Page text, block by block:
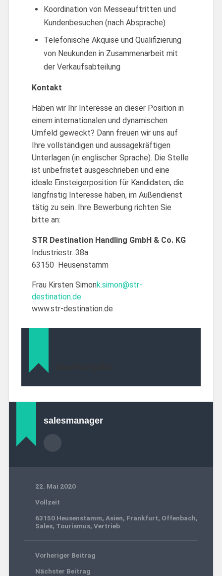
Koordination von Messeauftritten und
Kundenbesuchen (nach Absprache)
Telefonische Akquise und Qualifizierung
von Neukunden in Zusammenarbeit mit
der Verkaufsabteilung
Kontakt
Haben wir Ihr Interesse an dieser Position in
einem internationalen und dynamischen
Umfeld geweckt? Dann freuen wir uns auf
Ihre vollständigen und aussagekräftigen
Unterlagen (in englischer Sprache). Die Stelle
ist unbefristet ausgeschrieben und eine
ideale Einsteigerposition für Kandidaten, die
langfristig Interesse haben, im Außendienst
tätig zu sein. Ihre Bewerbung richten Sie
bitte an:
STR Destination Handling GmbH & Co. KG
Industriestr. 38a
63150 Heusenstamm
Frau Kirsten Simonk.simon@str-
destination.de
www.str-destination.de
salesmanager
22. Mai 2020
Vollzeit
63150 Heusenstamm, Asien, Frankfurt, Offenbach,
Sales, Tourismus, Vertrieb
Vorheriger Beitrag
Nächster Beitrag